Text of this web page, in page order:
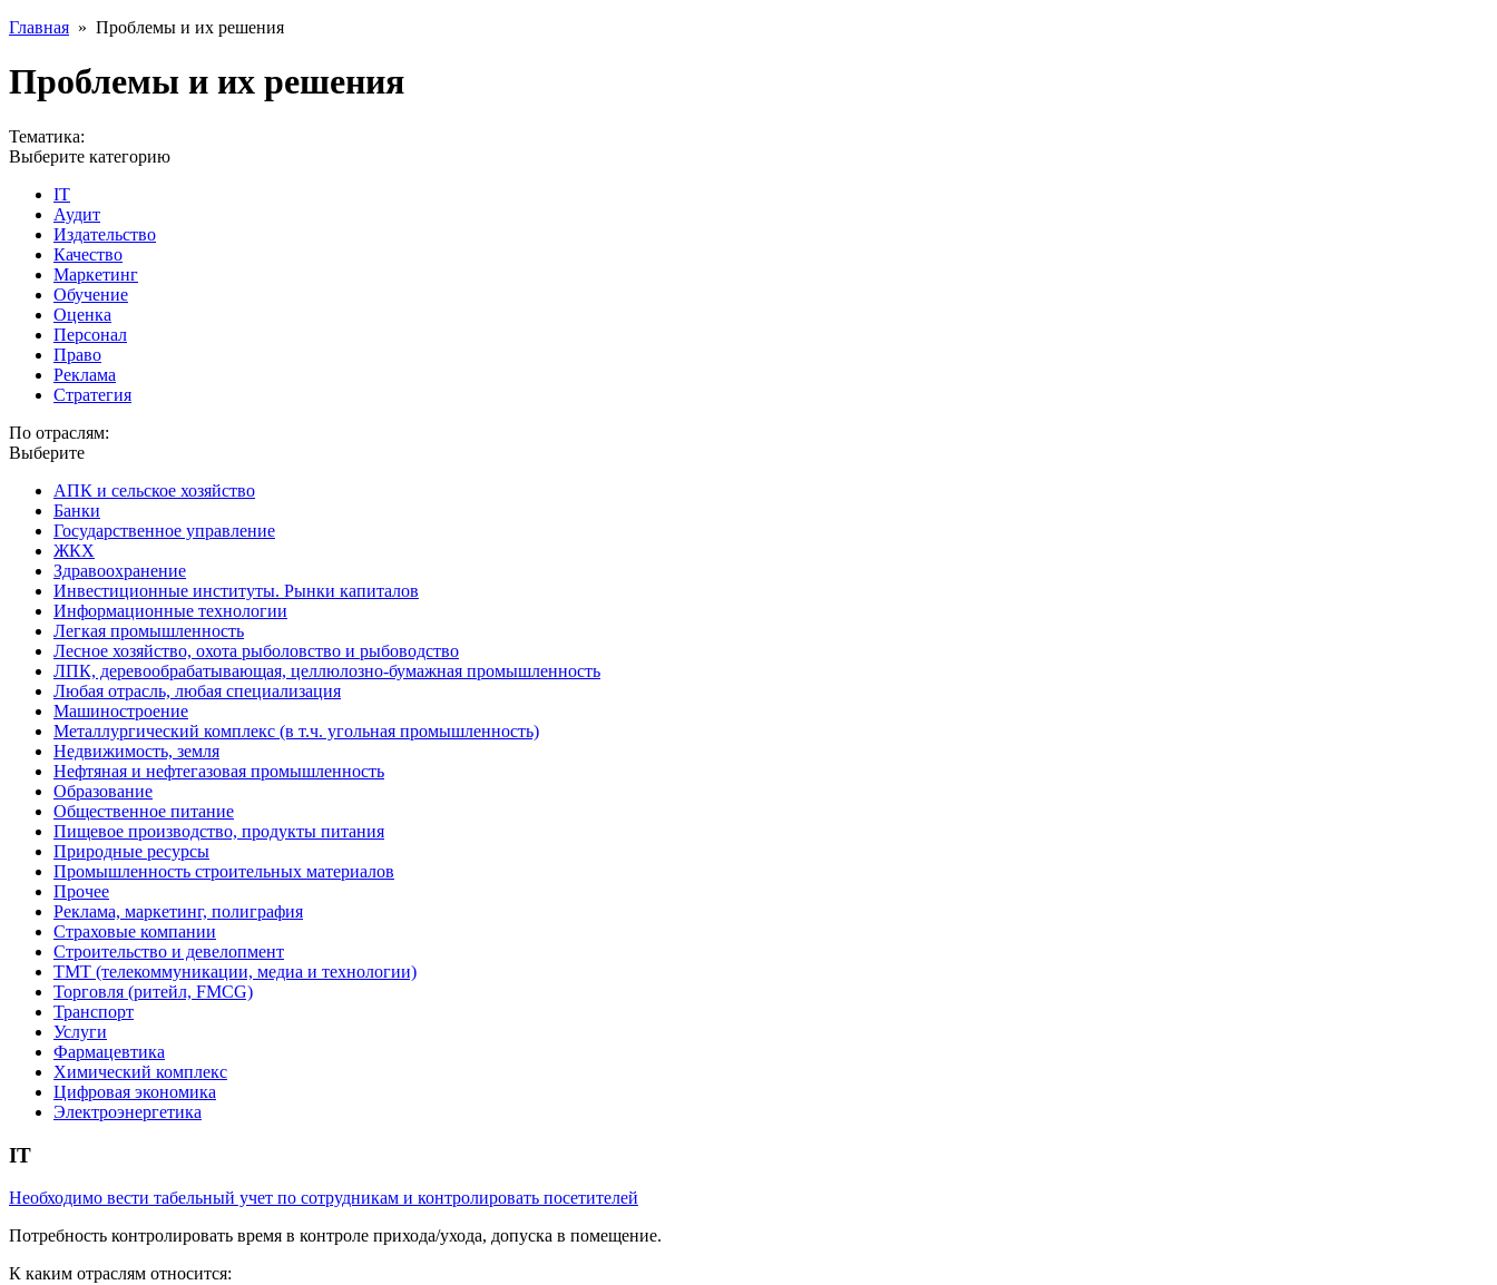
Главная » Проблемы и их решения
Проблемы и их решения
Тематика:
Выберите категорию
IT
Аудит
Издательство
Качество
Маркетинг
Обучение
Оценка
Персонал
Право
Реклама
Стратегия
По отраслям:
Выберите
АПК и сельское хозяйство
Банки
Государственное управление
ЖКХ
Здравоохранение
Инвестиционные институты. Рынки капиталов
Информационные технологии
Легкая промышленность
Лесное хозяйство, охота рыболовство и рыбоводство
ЛПК, деревообрабатывающая, целлюлозно-бумажная промышленность
Любая отрасль, любая специализация
Машиностроение
Металлургический комплекс (в т.ч. угольная промышленность)
Недвижимость, земля
Нефтяная и нефтегазовая промышленность
Образование
Общественное питание
Пищевое производство, продукты питания
Природные ресурсы
Промышленность строительных материалов
Прочее
Реклама, маркетинг, полиграфия
Страховые компании
Строительство и девелопмент
ТМТ (телекоммуникации, медиа и технологии)
Торговля (ритейл, FMCG)
Транспорт
Услуги
Фармацевтика
Химический комплекс
Цифровая экономика
Электроэнергетика
IT
Необходимо вести табельный учет по сотрудникам и контролировать посетителей
Потребность контролировать время в контроле прихода/ухода, допуска в помещение.
К каким отраслям относится: